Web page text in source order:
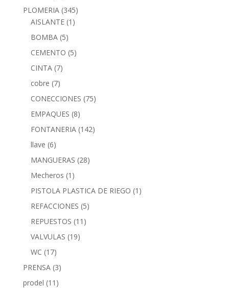
PLOMERIA (345)
AISLANTE (1)
BOMBA (5)
CEMENTO (5)
CINTA (7)
cobre (7)
CONECCIONES (75)
EMPAQUES (8)
FONTANERIA (142)
llave (6)
MANGUERAS (28)
Mecheros (1)
PISTOLA PLASTICA DE RIEGO (1)
REFACCIONES (5)
REPUESTOS (11)
VALVULAS (19)
WC (17)
PRENSA (3)
prodel (11)